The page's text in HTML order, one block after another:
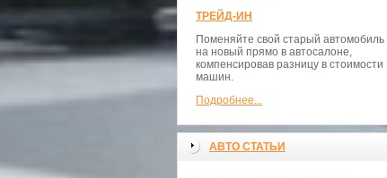
ТРЕЙД-ИН
Поменяйте свой старый автомобиль
на новый прямо в автосалоне,
компенсировав разницу в стоимости
машин.
Подробнее...
АВТО СТАТЬИ